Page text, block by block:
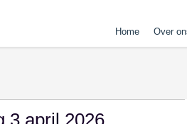
Home Over
3 april 2026